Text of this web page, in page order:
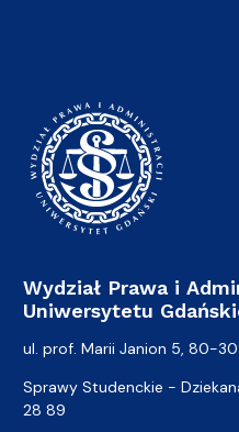
Wydział Prawa i
Uniwersytetu
ul. prof. Marii Janion 5, 80-
Sprawy Studenckie -
28 89